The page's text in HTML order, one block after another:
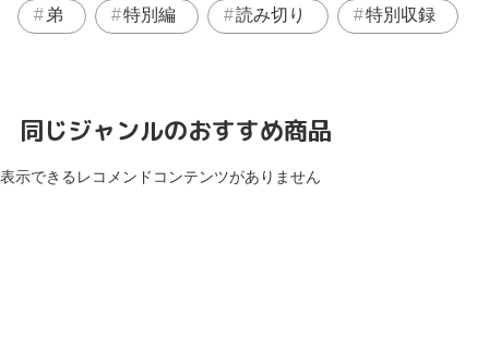
弟 特別編 読み切り 特別収録
同じジャンルのおすすめ商品
表示できるレコメンドコンテンツがありません